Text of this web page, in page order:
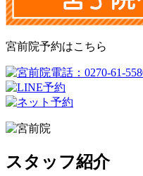
宮前院予約はこちら
スタッフ紹介